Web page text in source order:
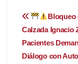
de
Bloqueo
Calzada Ignacio
Pacientes
Diálogo con